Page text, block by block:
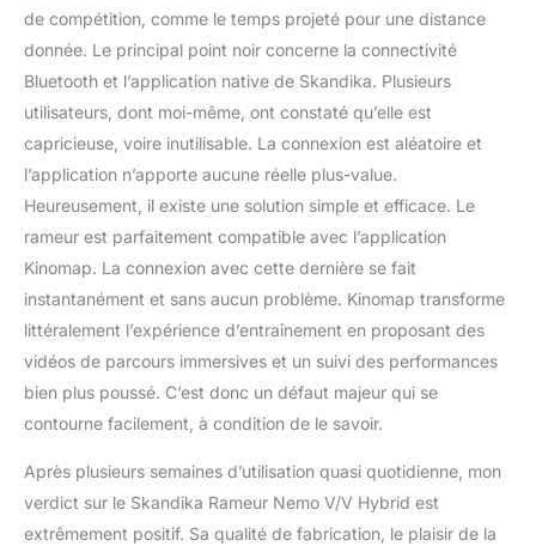
de compétition, comme le temps projeté pour une distance
donnée. Le principal point noir concerne la connectivité
Bluetooth et l’application native de Skandika. Plusieurs
utilisateurs, dont moi-même, ont constaté qu’elle est
capricieuse, voire inutilisable. La connexion est aléatoire et
l’application n’apporte aucune réelle plus-value.
Heureusement, il existe une solution simple et efficace. Le
rameur est parfaitement compatible avec l’application
Kinomap. La connexion avec cette dernière se fait
instantanément et sans aucun problème. Kinomap transforme
littéralement l’expérience d’entraînement en proposant des
vidéos de parcours immersives et un suivi des performances
bien plus poussé. C’est donc un défaut majeur qui se
contourne facilement, à condition de le savoir.
Après plusieurs semaines d’utilisation quasi quotidienne, mon
verdict sur le Skandika Rameur Nemo V/V Hybrid est
extrêmement positif. Sa qualité de fabrication, le plaisir de la